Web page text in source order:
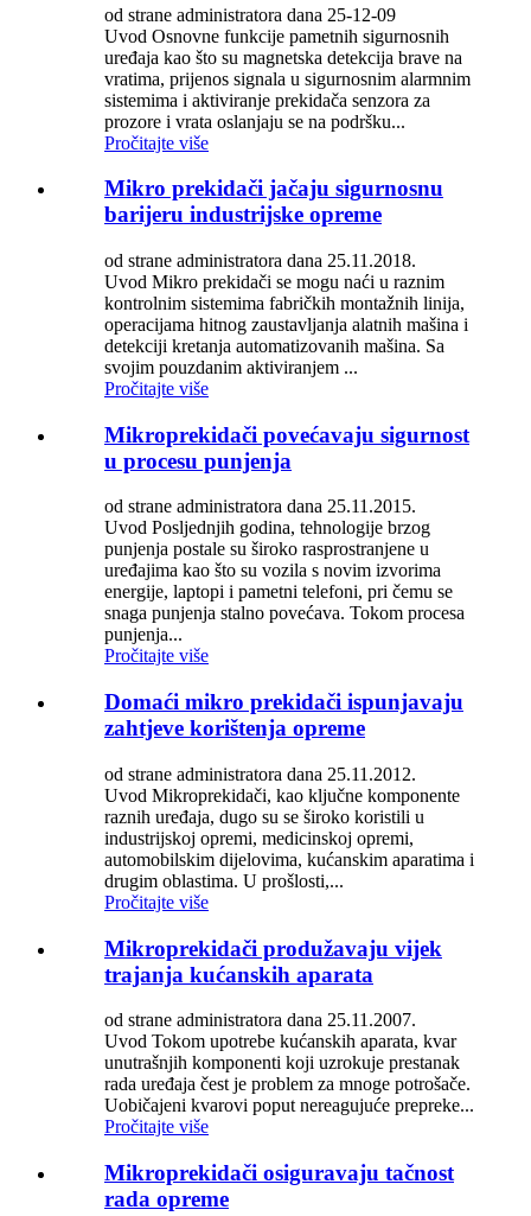
od strane administratora dana 25-12-09
Uvod Osnovne funkcije pametnih sigurnosnih
uređaja kao što su magnetska detekcija brave na
vratima, prijenos signala u sigurnosnim alarmnim
sistemima i aktiviranje prekidača senzora za
prozore i vrata oslanjaju se na podršku...
Pročitajte više
Mikro prekidači jačaju sigurnosnu
barijeru industrijske opreme
od strane administratora dana 25.11.2018.
Uvod Mikro prekidači se mogu naći u raznim
kontrolnim sistemima fabričkih montažnih linija,
operacijama hitnog zaustavljanja alatnih mašina i
detekciji kretanja automatizovanih mašina. Sa
svojim pouzdanim aktiviranjem ...
Pročitajte više
Mikroprekidači povećavaju sigurnost
u procesu punjenja
od strane administratora dana 25.11.2015.
Uvod Posljednjih godina, tehnologije brzog
punjenja postale su široko rasprostranjene u
uređajima kao što su vozila s novim izvorima
energije, laptopi i pametni telefoni, pri čemu se
snaga punjenja stalno povećava. Tokom procesa
punjenja...
Pročitajte više
Domaći mikro prekidači ispunjavaju
zahtjeve korištenja opreme
od strane administratora dana 25.11.2012.
Uvod Mikroprekidači, kao ključne komponente
raznih uređaja, dugo su se široko koristili u
industrijskoj opremi, medicinskoj opremi,
automobilskim dijelovima, kućanskim aparatima i
drugim oblastima. U prošlosti,...
Pročitajte više
Mikroprekidači produžavaju vijek
trajanja kućanskih aparata
od strane administratora dana 25.11.2007.
Uvod Tokom upotrebe kućanskih aparata, kvar
unutrašnjih komponenti koji uzrokuje prestanak
rada uređaja čest je problem za mnoge potrošače.
Uobičajeni kvarovi poput nereagujuće prepreke...
Pročitajte više
Mikroprekidači osiguravaju tačnost
rada opreme